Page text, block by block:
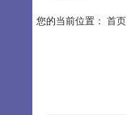
您的当前位置： 首页